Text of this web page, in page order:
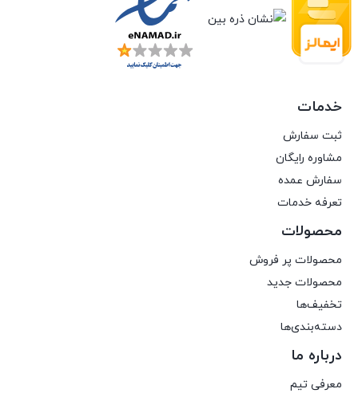
خدمات
ثبت سفارش
مشاوره رایگان
سفارش عمده
تعرفه خدمات
محصولات
محصولات پر فروش
محصولات جدید
تخفیف‌ها
دسته‌بندی‌ها
درباره ما
معرفی تیم